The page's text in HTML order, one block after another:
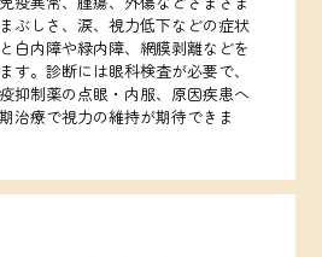
ぶしさ、涙、視力低下などの症状
白内障や緑内障、網膜剥離などを
す。診断には眼科検査が必要で、
抑制薬の点眼・内服、原因疾患へ
治療で視力の維持が期待できま